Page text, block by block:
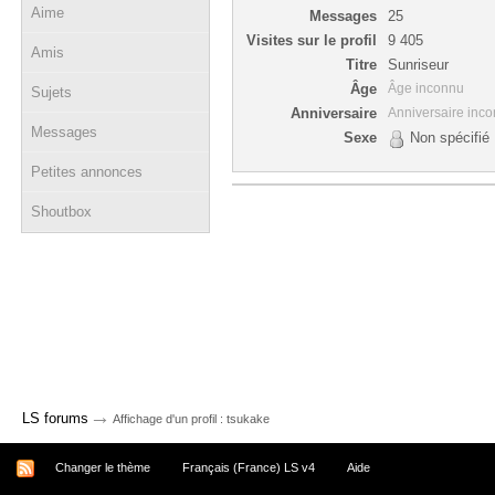
Aime
Amis
Sujets
Messages
Petites annonces
Shoutbox
Messages
25
Visites sur le profil
9 405
Titre
Sunriseur
Âge
Âge inconnu
Anniversaire Anniversaire
Sexe Non spécifié
LS forums → Affichage d'un profil : tsukake
Changer le thème Français (France) LS v4 Aide